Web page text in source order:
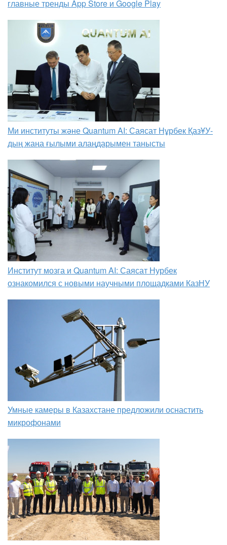
главные тренды App Store и Google Play
Ми институты және Quantum AI: Саясат Нұрбек ҚазҰУ-
дың жаңа ғылыми алаңдарымен танысты
Институт мозга и Quantum AI: Саясат Нурбек
ознакомился с новыми научными площадками КазНУ
Умные камеры в Казахстане предложили оснастить
микрофонами